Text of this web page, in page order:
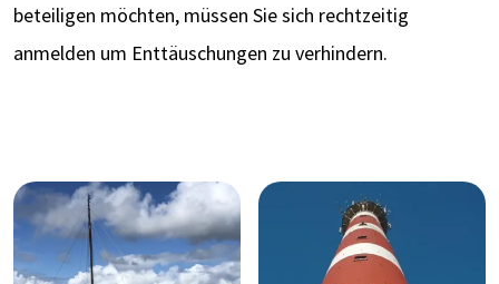
beteiligen möchten, müssen Sie sich rechtzeitig
anmelden um Enttäuschungen zu verhindern.